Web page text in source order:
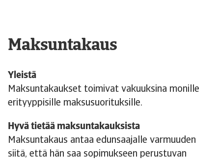
Maksuntakaus
Yleistä
Maksuntakaukset toimivat vakuuksina monille
erityyppisille maksusuorituksille.
Hyvä tietää maksuntakauksista
Maksuntakaus antaa edunsaajalle varmuuden
siitä, että hän saa sopimukseen perustuvan